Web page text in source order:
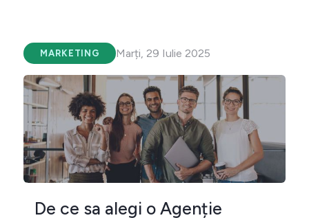
MARKETING Marți, 29 Iulie 2025
De ce sa alegi o Agenție